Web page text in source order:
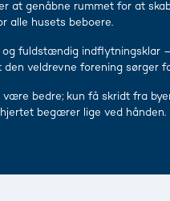
at genåbne rummet for at
alle husets beboere.
og fuldstændig indflytningsklar
veldrevne forening sørger
være bedre; kun få skridt fra
begærer lige ved hånden.